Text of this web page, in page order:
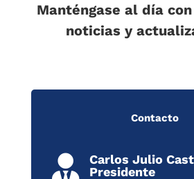
Manténgase al día
noticias y
Contacto

Carlos Julio
Presidente